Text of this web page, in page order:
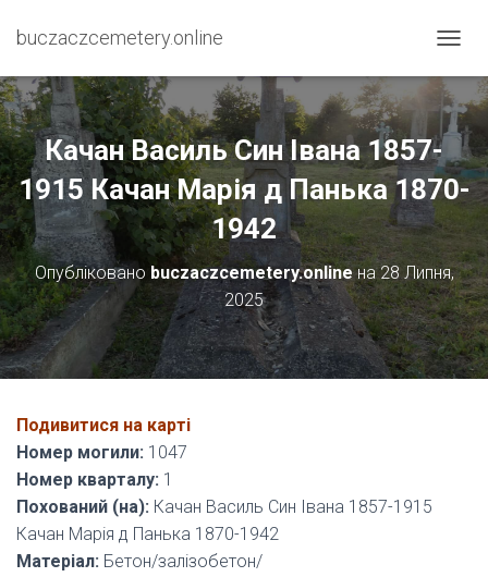
buczaczcemetery.online
Е
Р
Е
М
К
Н
У
И
Н
А
В
І
Г
А
Качан Василь Син Івана 1857-
1915 Качан Марія д Панька 1870-
1942
Опубліковано buczaczcemetery.onlineна28 Липня,
2025
Подивитися на карті
Номер могили: 1047
Номер кварталу: 1
Похований (на): Качан Василь Син Івана 1857-1915
Качан Марія д Панька 1870-1942
Матеріал: Бетон/залізобетон/